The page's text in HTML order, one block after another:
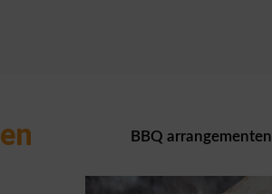
BBQ arrangementen